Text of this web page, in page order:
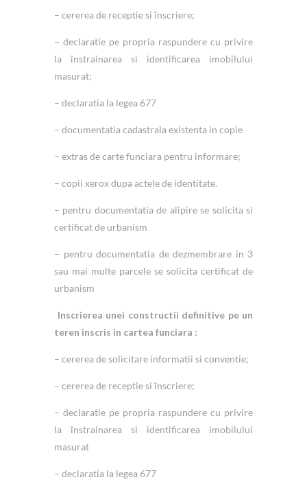
– cererea de receptie si înscriere;
– declaratie pe propria raspundere cu privire
la înstrainarea si identificarea imobilului
masurat;
– declaratia la legea 677
– documentatia cadastrala existenta in copie
– extras de carte funciara pentru informare;
– copii xerox dupa actele de identitate.
– pentru documentatia de alipire se solicita si
certificat de urbanism
– pentru documentatia de dezmembrare in 3
sau mai multe parcele se solicita certificat de
urbanism
Inscrierea unei constructii definitive pe un
teren inscris in cartea funciara :
– cererea de solicitare informatii si conventie;
– cererea de receptie si înscriere;
– declaratie pe propria raspundere cu privire
la înstrainarea si identificarea imobilului
masurat
– declaratia la legea 677